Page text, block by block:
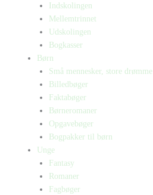
Indskolingen
Mellemtrinnet
Udskolingen
Bogkasser
Børn
Små mennesker, store drømme
Billedbøger
Faktabøger
Børneromaner
Opgavebøger
Bogpakker til børn
Unge
Fantasy
Romaner
Fagbøger